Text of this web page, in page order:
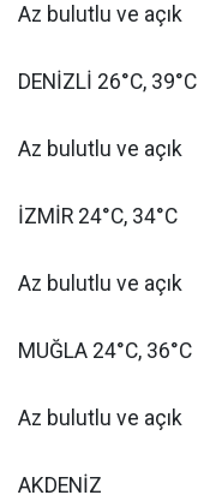
Az bulutlu ve açık
DENİZLİ 26°C, 39°C
Az bulutlu ve açık
İZMİR 24°C, 34°C
Az bulutlu ve açık
MUĞLA 24°C, 36°C
Az bulutlu ve açık
AKDENİZ